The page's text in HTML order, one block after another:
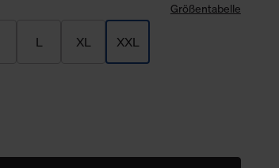
Größentabelle
L XL XXL